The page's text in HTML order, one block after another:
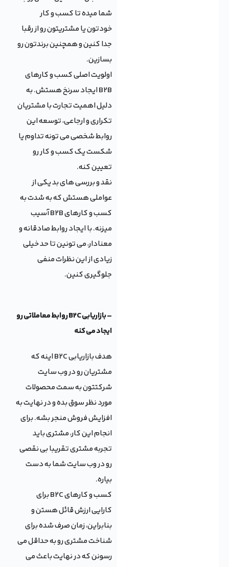
شما میده تا کسب و کار
خودتون یا مشتریتون رو از رقبا
جدا کنین و همچنین برندتون رو
بسازین.
اولویت اصلی کسب و کارهای
B2B ایجاد سرنخ هستش. به
دلیل اهمیت تجارت با مشتریان
تکراری و ارجاعی، توسعه این
روابط شخصی می تونه تداوم یا
شکست یک کسب و کار رو
تعیین کنه.
نقد و بررسی های بد یکی از
عواملی هستش که به شدت به
کسب و کارهای B2B آسیب
میزنه. با ایجاد روابط صادقانه و
معنادار، می تونین تا حد خیلی
زیادی از این نظرات منفی
جلوگیری کنین.
– بازاریابی B2C روابط معاملاتی رو
ایجاد می کنه
هدف بازاریابی B2C اینه که
مشتریان رو در وب سایت
شرکتتون به سمت محصولات
مورد نظر سوق بده و در نهایت به
افزایش فروش منجر بشه. برای
انجام این کار، مشتری باید
تجربه مشتری تقریبا بی نقصی
رو در وب سایت شما به دست
بیاره.
کسب و کارهای B2C برای
کارایی ارزش قائل هستن و
بنابراین، زمان صرف شده برای
شناخت مشتری رو به حداقل می
رسونن که در نهایت باعث می